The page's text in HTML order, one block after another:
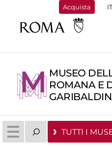
Acquista
MUSEO
ROMANA E
TUTTI I